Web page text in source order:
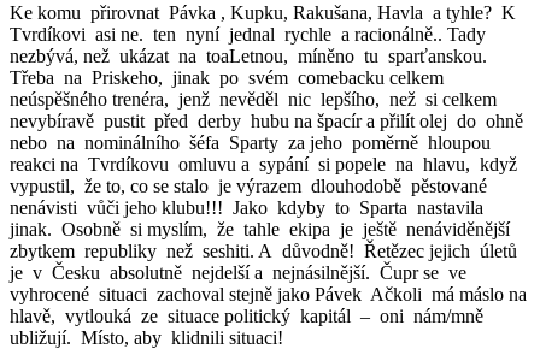
Ke komu přirovnat Pávka , Kupku, Rakušana, Havla a tyhle? K
Tvrdíkovi asi ne. ten nyní jednal rychle a racionálně.. Tady
nezbývá, než ukázat na toaLetnou, míněno tu sparťanskou.
Třeba na Priskeho, jinak po svém comebacku celkem
neúspěšného trenéra, jenž nevěděl nic lepšího, než si celkem
nevybíravě pustit před derby hubu na špacír a přilít olej do ohně
nebo na nominálního šéfa Sparty za jeho poměrně hloupou
reakci na Tvrdíkovu omluvu a sypání si popele na hlavu, když
vypustil, že to, co se stalo je výrazem dlouhodobě pěstované
nenávisti vůči jeho klubu!!! Jako kdyby to Sparta nastavila
jinak. Osobně si myslím, že tahle ekipa je ještě nenáviděnější
zbytkem republiky než seshiti. A důvodně! Řetězec jejich úletů
je v Česku absolutně nejdelší a nejnásilnější. Čupr se ve
vyhrocené situaci zachoval stejně jako Pávek Ačkoli má máslo na
hlavě, vytlouká ze situace politický kapitál – oni nám/mně
ubližují. Místo, aby klidnili situaci!